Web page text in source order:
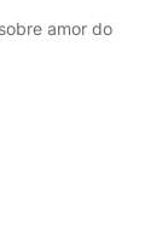
amor do